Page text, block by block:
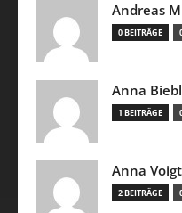
Andreas
0 BEITRÄGE
Anna Biebl
1 BEITRÄGE
Anna
2 BEITRÄGE